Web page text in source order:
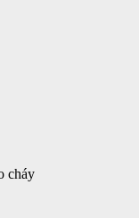
cháy